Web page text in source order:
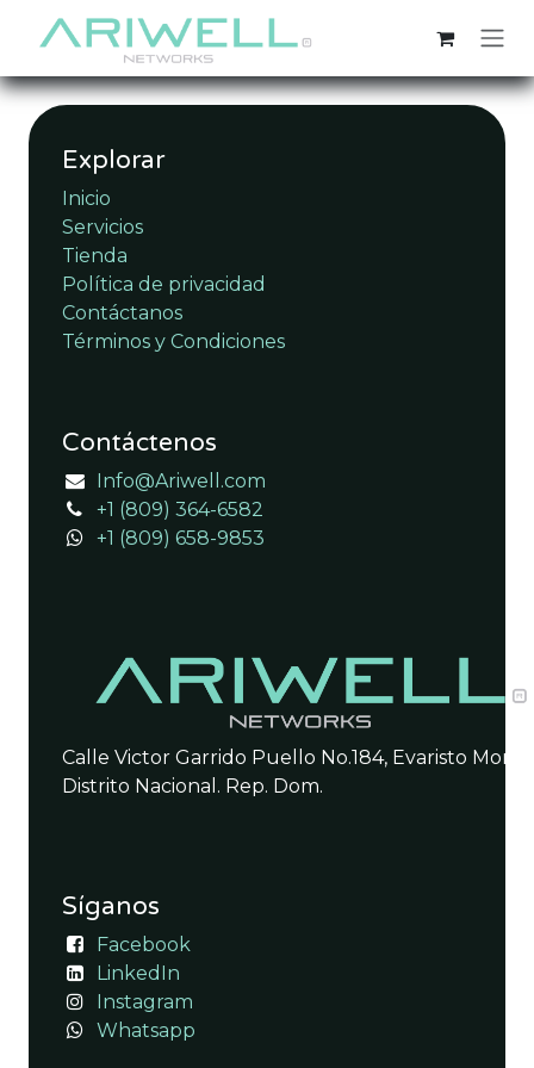
Ir al contenido
Explorar
Inicio
Servicios
Tienda
Política de privacidad
Contáctanos
Términos y Condiciones
Contáctenos
Info@Ariwell.com
+1 (809) 364-6582
+1 (809) 658-9853
Calle Victor Garrido Puello No.184, Evaristo
Distrito Nacional. Rep. Dom.
Síganos
Facebook
LinkedIn
Instagram
Whatsapp